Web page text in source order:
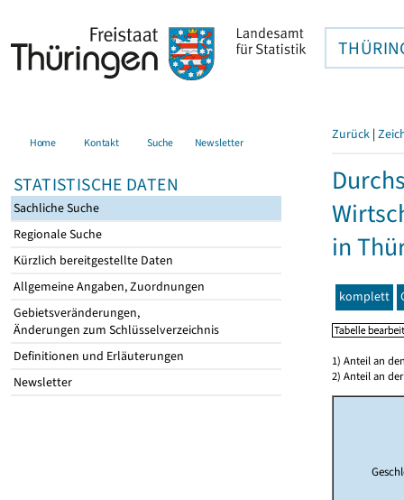
Home Kontakt Suche Newsletter
STATISTISCHE DATEN
Sachliche Suche
Regionale Suche
Kürzlich bereitgestellte Daten
Allgemeine Angaben, Zuordnungen
Gebietsveränderungen,
Änderungen zum Schlüsselverzeichnis
Definitionen und Erläuterungen
Newsletter
Zurück |
in
komplett
1) Anteil an
2) Anteil an